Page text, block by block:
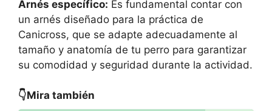
Arnés específico: Es fundamental contar con
un arnés diseñado para la práctica de
Canicross, que se adapte adecuadamente al
tamaño y anatomía de tu perro para garantizar
su comodidad y seguridad durante la actividad.
👇Mira también